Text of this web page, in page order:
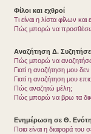
Φίλοι και εχθροί
Τι είναι η λίστα φίλων
Πώς μπορώ να προσθέσω
Αναζήτηση Δ.
Πώς μπορώ να αναζητήσω
Γιατί η αναζήτηση μου
Γιατί η αναζήτηση μου
Πώς αναζητώ μέλη;
Πώς μπορώ να βρω τα
Ενημέρωση σε Θ.
Ποια είναι η διαφορά του